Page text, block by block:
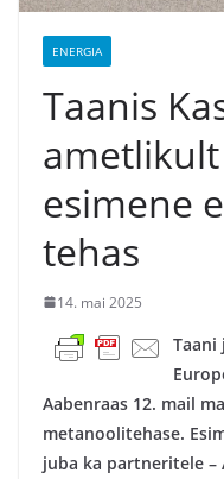
ENERGIA
Taanis
esimene
tehas
14. mai 2025
Aabenraas 12. mail
metanoolitehase.
juba ka partneritele –